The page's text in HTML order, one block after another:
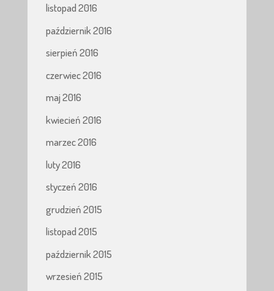
listopad 2016
październik 2016
sierpień 2016
czerwiec 2016
maj 2016
kwiecień 2016
marzec 2016
luty 2016
styczeń 2016
grudzień 2015
listopad 2015
październik 2015
wrzesień 2015